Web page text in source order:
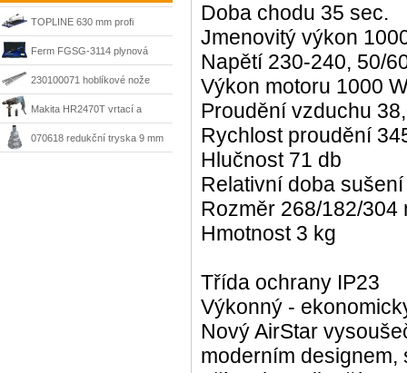
TOPLINE 630 mm profi
řezačka Kaufmann
Ferm FGSG-3114 plynová
pájka SGM1006
230100071 hoblíkové nože
HSS 210 mm Matrix
Makita HR2470T vrtací a
sekací kladivo 780 W, SDS-
070618 redukční tryska 9 mm
Doba chodu 35 sec.
Jmenovitý výkon
Napětí 230-240, 50/
Výkon motoru 1000
Proudění vzduchu
Rychlost proudění
Hlučnost 71 db
Relativní doba
Rozměr 268/182/304
Hmotnost 3 kg
Třída ochrany IP23
Výkonný -
Nový AirStar
moderním